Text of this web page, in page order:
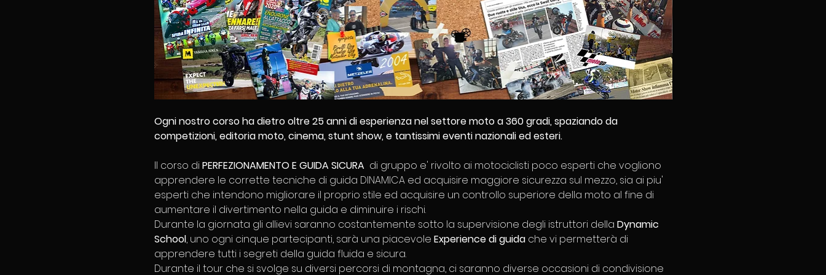
Ogni nostro corso ha dietro oltre 25 anni di esperienza nel settore moto a 360 gradi, spaziando da
competizioni, editoria moto, cinema, stunt show, e tantissimi eventi nazionali ed esteri.
Il corso di PERFEZIONAMENTO E GUIDA SICURA
  di gruppo e' rivolto ai motociclisti poco esperti che vogliono
apprendere le corrette tecniche di guida DINAMICA ed acquisire maggiore sicurezza sul mezzo, sia ai piu'
esperti che intendono migliorare il proprio stile ed acquisire un controllo superiore della moto al fine di
aumentare il divertimento nella guida e diminuire i rischi. ​
Durante la giornata gli allievi saranno costantemente sotto la supervisione degli istruttori della Dynamic
School, uno ogni cinque partecipanti, sarà una piacevole Experience di guida che vi permetterà di
apprendere tutti i segreti della guida fluida e sicura.
Durante il tour che si svolge su diversi percorsi di montagna, ci saranno diverse occasioni di condivisione